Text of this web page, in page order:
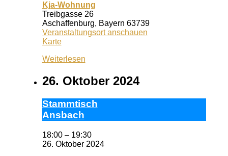
Kja-Wohnung
Treibgasse 26
Aschaffenburg, Bayern 63739
Veranstaltungsort anschauen
KarteKja-
Weiterlesen
26. Oktober 2024
Stamm­tisch
Ans­bach
18:00 – 19:30
26. Oktober 2024